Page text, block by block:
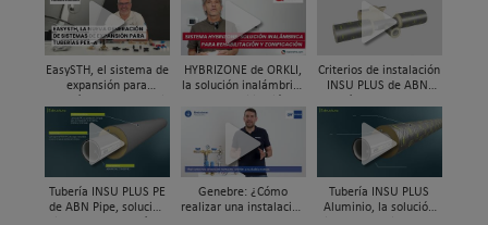
EasySTH, el sistema de
expansión para
Mestres, Standard
Hidráulica
HYBRIZONE de ORKLI,
la solución inalámbrica
zonificación del clima
en vivienda
Criterios de instalación
INSU PLUS de ABN,
Tubería INSU PLUS PE
de ABN Pipe, solución
Genebre: ¿Cómo
realizar una instalación
Tubería INSU PLUS
Aluminio, la solución